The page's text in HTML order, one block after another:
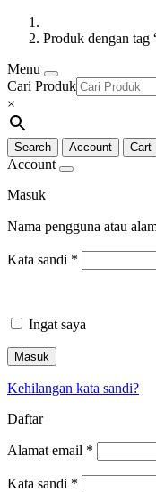
Produk dengan tag
Menu
Cari Produk
×
Search Account Cart
Account
Masuk
Nama pengguna atau
Kata sandi *
Ingat saya
Masuk
Kehilangan kata sandi?
Daftar
Alamat email *
Kata sandi *